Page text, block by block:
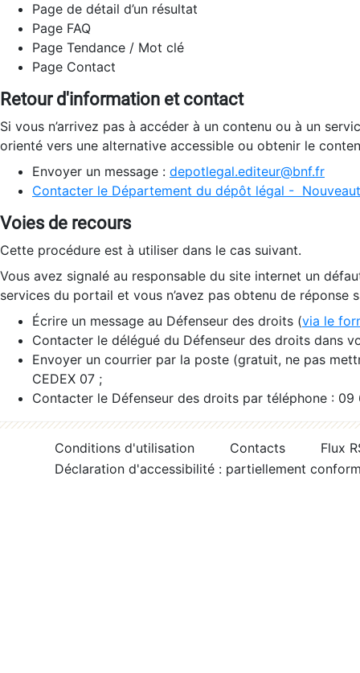
Page de détail d’un résultat
Page FAQ
Page Tendance / Mot clé
Page Contact
Retour d'information et contact
Si vous n’arrivez pas à accéder à un contenu ou à un
orienté vers une alternative accessible ou obtenir le
Envoyer un message : depotlegal.editeur@bnf.fr
Contacter le Département du dépôt légal -
Voies de recours
Cette procédure est à utiliser dans le cas suivant.
Vous avez signalé au responsable du site internet un
services du portail et vous n’avez pas obtenu de réponse
Écrire un message au Défenseur des droits (via le
Contacter le délégué du Défenseur des droits dans
Envoyer un courrier par la poste (gratuit, ne pas
CEDEX 07 ;
Contacter le Défenseur des droits par téléphone :
Conditions d'utilisation Contacts
Flux
Déclaration d'accessibilité : partiellement